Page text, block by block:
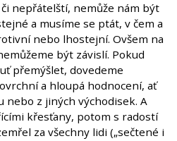
nepřátelští, nemůže nám být
a musíme se ptát, v čem a
nebo lhostejní. Ovšem na
být závislí. Pokud
přemýšlet, dovedeme
a hloupá hodnocení, ať
nebo z jiných východisek. A
křesťany, potom s radostí
za všechny lidi („sečtené i